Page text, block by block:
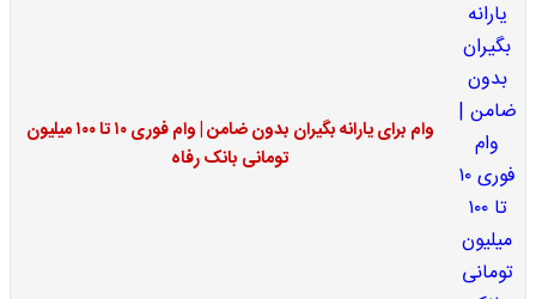
وام برای یارانه بگیران بدون ضامن | وام فوری ۱۰ تا ۱۰۰ میلیون
تومانی بانک رفاه